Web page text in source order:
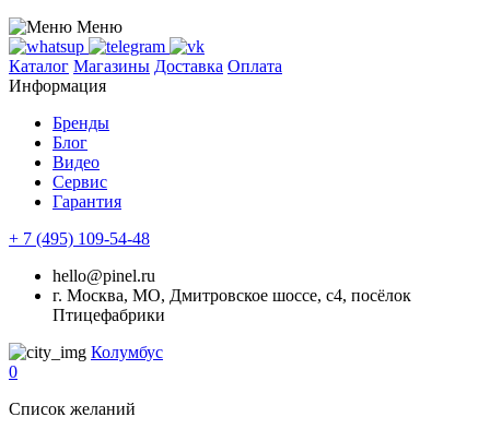
Меню
Каталог Магазины Доставка Оплата
Информация
Бренды
Блог
Видео
Сервис
Гарантия
+ 7 (495) 109-54-48
hello@pinel.ru
г. Москва, МО, Дмитровское шоссе, с4, посёлок
Птицефабрики
Колумбус
0
Список желаний